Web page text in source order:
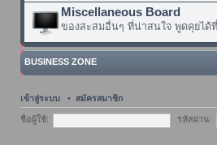
Miscellaneous Board
ของสะสมอื่นๆ ที่น่าสนใจ พูดคุยได้
BUSINESS ZONE
เข้าสู่ระบบ • สมัครสมาชิก
ชื่อผู้ใช้: รหัสผ่าน: